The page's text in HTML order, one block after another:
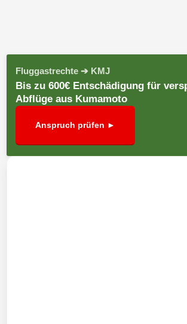
Fluggastrechte ➔ KMJ
Bis zu 600€ Entschädigung für
Abflüge aus Kumamoto
Anspruch prüfen ►